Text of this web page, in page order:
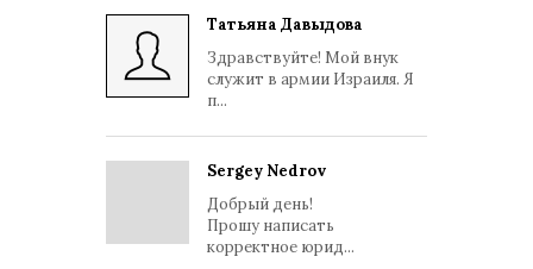
Татьяна Давыдова
Здравствуйте! Мой внук
служит в армии Израиля. Я
п...
Sergey Nedrov
Добрый день!
Прошу написать
корректное юрид...